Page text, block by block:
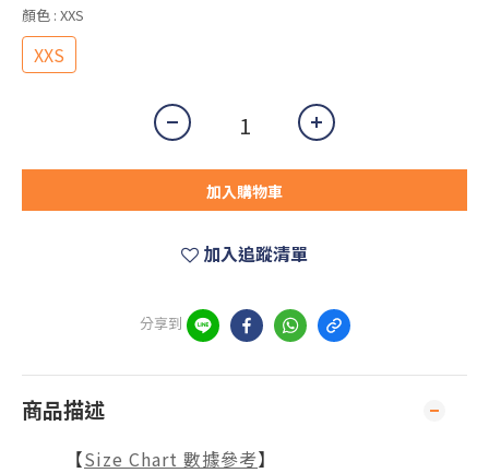
顏色 : XXS
XXS
加入購物車
加入追蹤清單
分享到
商品描述
【Size Chart 數據參考】